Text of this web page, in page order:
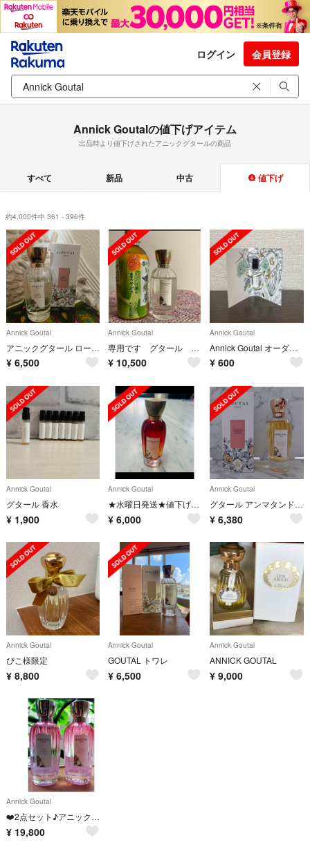
ログイン 会員登録
Annick Goutalの値下げアイテム
出品時より値下げされたアニックグタールの商品
すべて 新品 中古 値下げ
約4,000件中 361 - 396件
Annick Goutal
アニックグタール ローズアプソリュ オードパルファム 100ml
¥ 6,500
Annick Goutal
専用です グタール プチシェリー オードパルファム
¥ 10,500
Annick Goutal
Annick Goutal オーダドリアン オードパルファム 1.5ml
¥ 600
Annick Goutal
グタール 香水
¥ 1,900
Annick Goutal
★水曜日発送★値下げ不可ローズボンボン オードパルファム GOUTAL 50ミリ
¥ 6,000
Annick Goutal
グタール アンマタンドラージュ オードパルファム
¥ 6,380
Annick Goutal
ぴこ様限定
¥ 8,800
Annick Goutal
GOUTAL トワレ
¥ 6,500
Annick Goutal
ANNICK GOUTAL
¥ 9,000
Annick Goutal
❤️2点セット♪アニックグタールローズポンポンEDT100ml箱なし。
¥ 19,800